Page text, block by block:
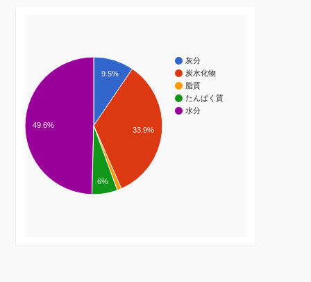
灰分
炭水化物
脂質
たんぱく質
水分
9.5%
33.9%
49.6%
6%